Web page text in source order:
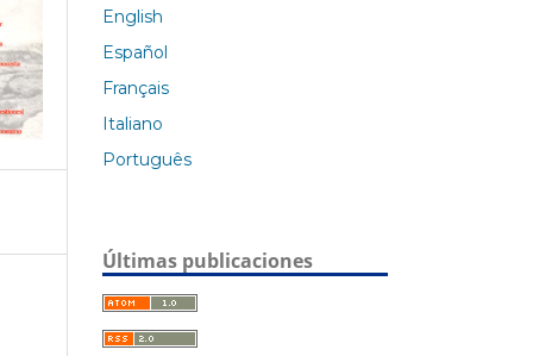
English
Español
Français
Italiano
Português
Últimas publicaciones